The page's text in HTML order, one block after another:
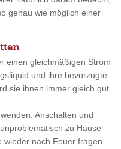
genau wie möglich einer
einen gleichmäßigen Strom
und ihre bevorzugte
sie ihnen immer gleich gut
Anschalten und
zu Hause
wieder nach Feuer fragen.